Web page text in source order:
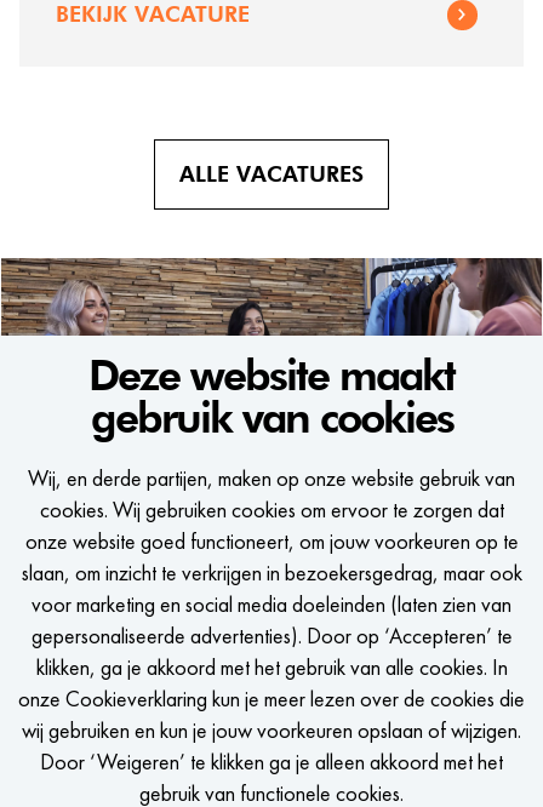
Deze website maakt
gebruik van cookies
Wij, en derde partijen, maken op onze website gebruik van
cookies. Wij gebruiken cookies om ervoor te zorgen dat
onze website goed functioneert, om jouw voorkeuren op te
slaan, om inzicht te verkrijgen in bezoekersgedrag, maar ook
voor marketing en social media doeleinden (laten zien van
gepersonaliseerde advertenties). Door op ‘Accepteren’ te
klikken, ga je akkoord met het gebruik van alle cookies. In
onze Cookieverklaring kun je meer lezen over de cookies die
wij gebruiken en kun je jouw voorkeuren opslaan of wijzigen.
Door ‘Weigeren’ te klikken ga je alleen akkoord met het
gebruik van functionele cookies.
als jouw volgende stap? Dan zoeken wij jou als
BEKIJK VACATURE
ALLE VACATURES
WE WOULD LIKE TO KEEP
IN TOUCH
Een seintje krijgen zodra er een passende vacature is?
STEL JOB ALERT IN